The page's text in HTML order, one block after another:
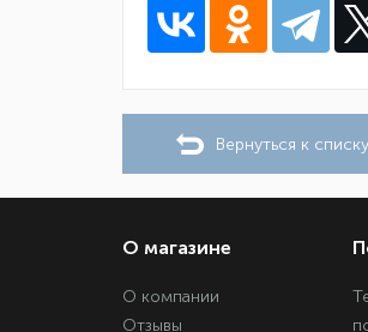
Вернуться к
О магазине
О компании
Отзывы